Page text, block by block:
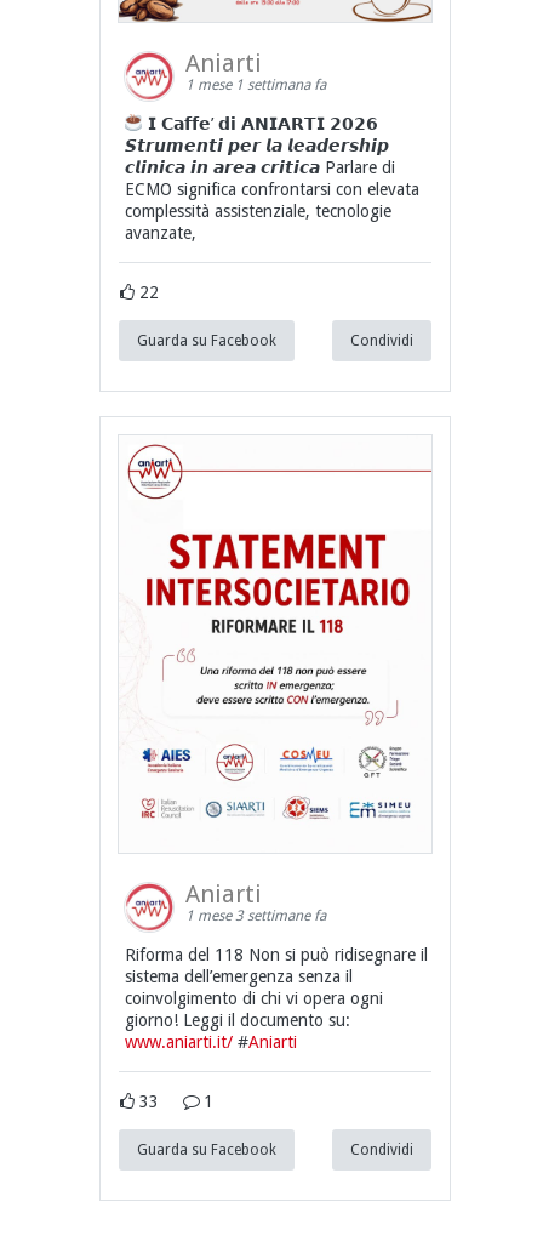
Aniarti
1 mese 1 settimana fa
𝗜 𝗖𝗮𝗳𝗳𝗲’ 𝗱𝗶 𝗔𝗡𝗜𝗔𝗥𝗧𝗜 𝟮𝟬𝟮𝟲
𝙎𝙩𝙧𝙪𝙢𝙚𝙣𝙩𝙞 𝙥𝙚𝙧 𝙡𝙖 𝙡𝙚𝙖𝙙𝙚𝙧𝙨𝙝𝙞𝙥
𝙘𝙡𝙞𝙣𝙞𝙘𝙖 𝙞𝙣 𝙖𝙧𝙚𝙖 𝙘𝙧𝙞𝙩𝙞𝙘𝙖 Parlare di
ECMO significa confrontarsi con elevata
complessità assistenziale, tecnologie
avanzate,
22
Guarda su Facebook Condividi
Aniarti
1 mese 3 settimane fa
Riforma del 118 Non si può ridisegnare il
sistema dell’emergenza senza il
coinvolgimento di chi vi opera ogni
giorno! Leggi il documento su:
www.aniarti.it/#Aniarti
33 1
Guarda su Facebook Condividi